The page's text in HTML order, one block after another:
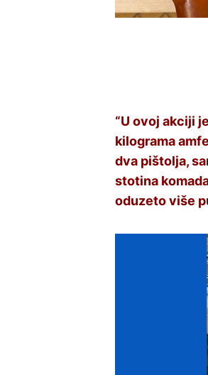
“U ovoj akciji
kilograma
dva pištolja,
stotina
oduzeto više